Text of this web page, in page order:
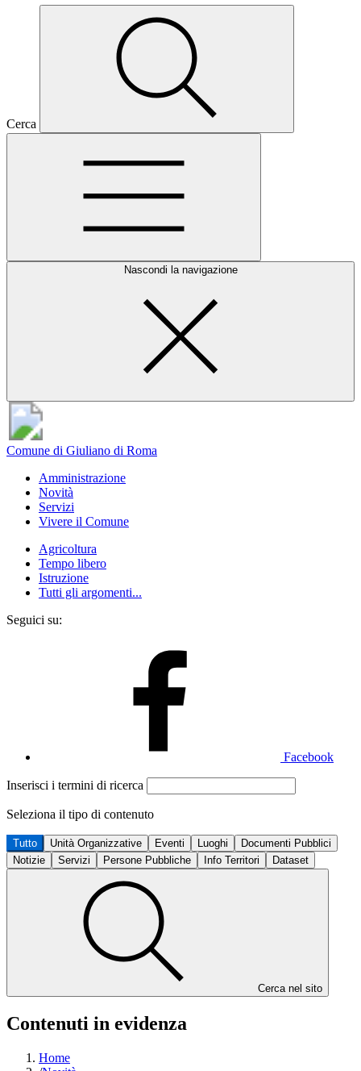
Cerca
Nascondi la navigazione
Comune di Giuliano di Roma
Amministrazione
Novità
Servizi
Vivere il Comune
Agricoltura
Tempo libero
Istruzione
Tutti gli argomenti...
Seguici su:
Facebook
Inserisci i termini di ricerca
Seleziona il tipo di contenuto
Tutto Unità Organizzative Eventi Luoghi
Documenti Pubblici
Notizie
Servizi Persone Pubbliche Info Territori Dataset
Cerca nel sito
Contenuti in evidenza
Home